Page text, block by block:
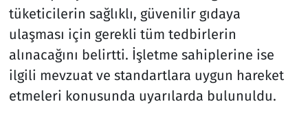
tüketicilerin sağlıklı, güvenilir gıdaya
ulaşması için gerekli tüm tedbirlerin
alınacağını belirtti. İşletme sahiplerine ise
ilgili mevzuat ve standartlara uygun hareket
etmeleri konusunda uyarılarda bulunuldu.